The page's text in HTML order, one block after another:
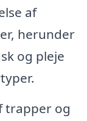
af
herunder
og pleje
trapper og